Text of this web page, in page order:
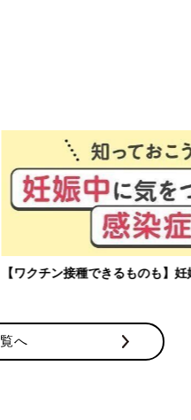
感染症対策、知っておいて！
へ